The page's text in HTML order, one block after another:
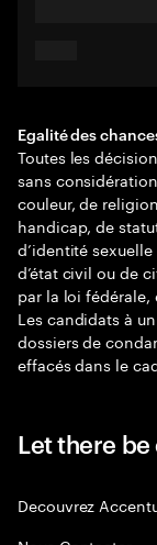
Egalité des
Toutes les
sans
couleur, de
handicap, de
d’identité
d’état civil ou de
par la loi
Les candidats à
dossiers de
effacés dans le
Let there
Decouvrez